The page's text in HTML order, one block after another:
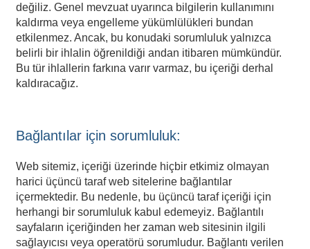
değiliz. Genel mevzuat uyarınca bilgilerin kullanımını
kaldırma veya engelleme yükümlülükleri bundan
etkilenmez. Ancak, bu konudaki sorumluluk yalnızca
belirli bir ihlalin öğrenildiği andan itibaren mümkündür.
Bu tür ihlallerin farkına varır varmaz, bu içeriği derhal
kaldıracağız.
Bağlantılar için sorumluluk:
Web sitemiz, içeriği üzerinde hiçbir etkimiz olmayan
harici üçüncü taraf web sitelerine bağlantılar
içermektedir. Bu nedenle, bu üçüncü taraf içeriği için
herhangi bir sorumluluk kabul edemeyiz. Bağlantılı
sayfaların içeriğinden her zaman web sitesinin ilgili
sağlayıcısı veya operatörü sorumludur. Bağlantı verilen